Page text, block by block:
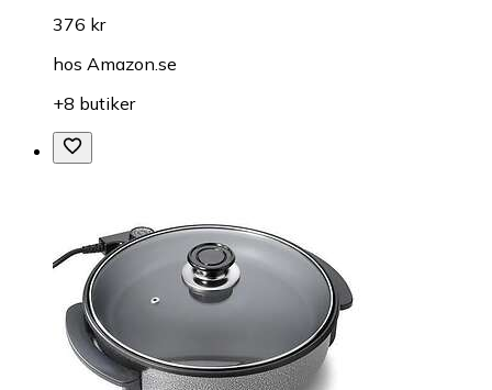
376 kr
hos Amazon.se
+8 butiker